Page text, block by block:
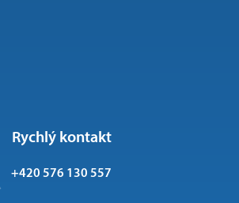
Rychlý kontakt
+420 576 130 557